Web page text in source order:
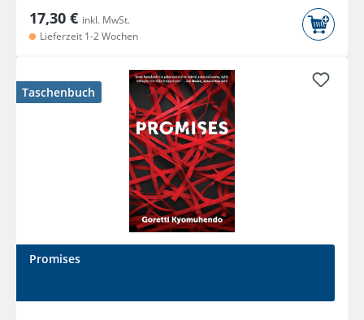
17,30 € inkl. MwSt.
Lieferzeit 1-2 Wochen
Taschenbuch
Promises